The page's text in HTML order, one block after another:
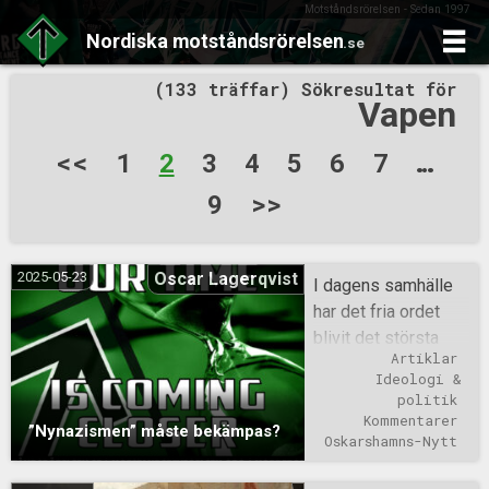
Motståndsrörelsen - Sedan 1997
Nordiska motståndsrörelsen.se
to
(133 träffar) Sökresultat för
Vapen
Sidnumrering
<< 1 2 3 4 5 6 7
…
9
>>
”Nynazismen” måste bekämpas?
2025-05-23 Oscar Lagerqvist
I dagens samhälle
har det fria ordet
blivit det största
hotet mot staten.
Gummiparagrafen
HMF agerar som ett
slags åsiktsförbud
Artiklar
Ideologi &
politik
Kommentarer
Oskarshamns-Nytt